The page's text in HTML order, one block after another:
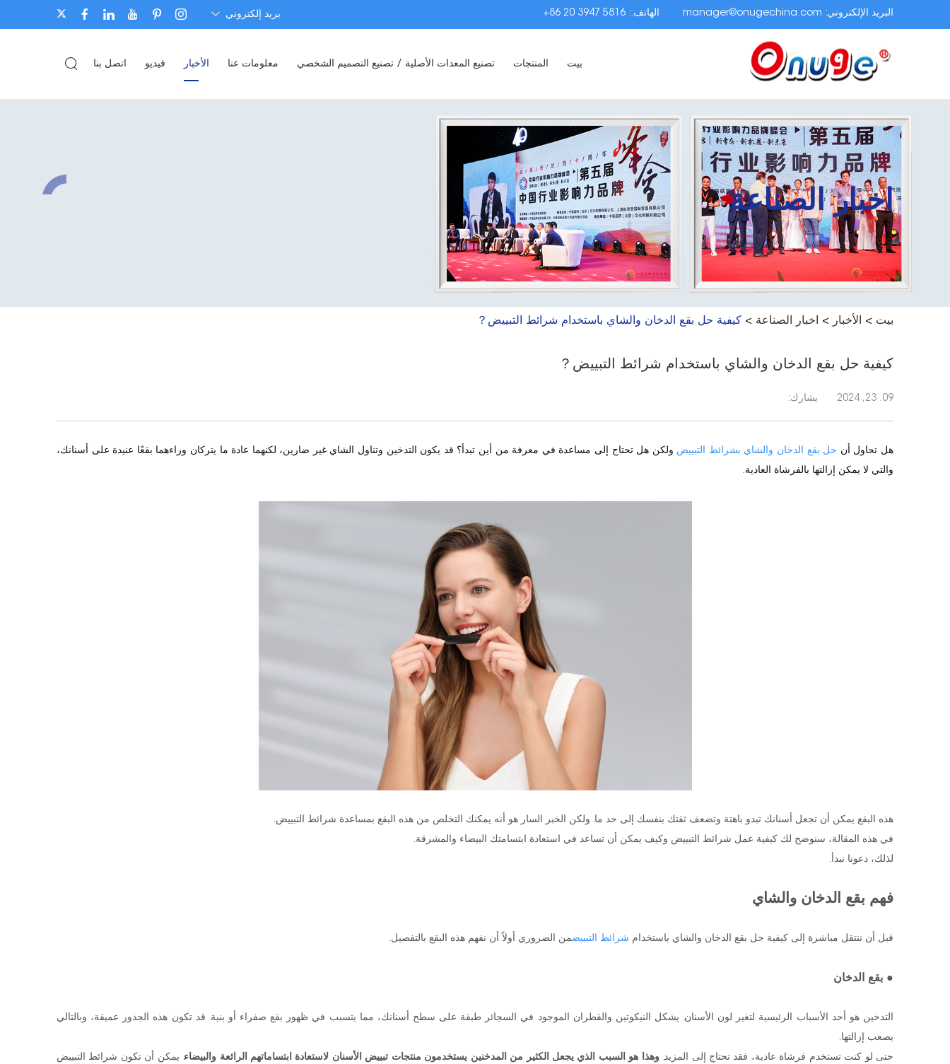
بريد إلكتروني البريد الإلكتروني: manager@onugechina.com الهاتف.: +86 20 3947 5816
بيت المنتجات تصنيع المعدات الأصلية / تصنيع التصميم الشخصي معلومات عنا الأخبار فيديو اتصل بنا
اخبار الصناعة
بيت > الأخبار > اخبار الصناعة > كيفية حل بقع الدخان والشاي باستخدام شرائط التبييض？
كيفية حل بقع الدخان والشاي باستخدام شرائط التبييض？
09. 23, 2024 يشارك:
هل تحاول أن حل بقع الدخان والشاي بشرائط التبييض ولكن هل تحتاج إلى مساعدة في معرفة من أين تبدأ؟ قد يكون التدخين وتناول الشاي غير ضارين، لكنهما عادة ما يتركان وراءهما بقعًا عنيدة على أسنانك،
والتي لا يمكن إزالتها بالفرشاة العادية.
هذه البقع يمكن أن تجعل أسنانك تبدو باهتة وتضعف ثقتك بنفسك إلى حد ما. ولكن الخبر السار هو أنه يمكنك التخلص من هذه البقع بمساعدة شرائط التبييض.
في هذه المقالة، سنوضح لك كيفية عمل شرائط التبييض وكيف يمكن أن تساعد في استعادة ابتسامتك البيضاء والمشرقة.
لذلك، دعونا نبدأ.
فهم بقع الدخان والشاي
قبل أن ننتقل مباشرة إلى كيفية حل بقع الدخان والشاي باستخدام شرائط التبييض
● بقع الدخان
التدخين هو أحد الأسباب الرئيسية لتغير لون الأسنان. يشكل النيكوتين والقطران الموجود في السجائر طبقة على سطح أسنانك، مما يتسبب في ظهور بقع صفراء أو بنية. قد تكون هذه الجذور عميقة، وبالتالي
يصعب إزالتها.
حتى لو كنت تستخدم فرشاة عادية، فقد تحتاج إلى المزيد.وهذا هو السبب الذي يجعل الكثير من المدخنين يستخدمون منتجات تبييض الأسنان لاستعادة ابتساماتهم الرائعة والبيضاء. يمكن أن تكون شرائط التبييض